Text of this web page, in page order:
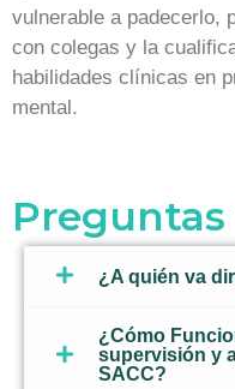
vulnerable a padecerlo,
con colegas y la
habilidades clínicas en
mental.
Preguntas
¿A quién va
¿Cómo
supervisión y
SACC?